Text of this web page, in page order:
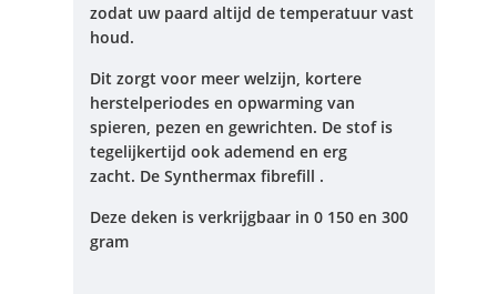
zodat uw paard altijd de temperatuur vast
houd.
Dit zorgt voor meer welzijn, kortere
herstelperiodes en opwarming van
spieren, pezen en gewrichten. De stof is
tegelijkertijd ook ademend en erg
zacht. De Synthermax fibrefill .
Deze deken is verkrijgbaar in 0 150 en 300
gram